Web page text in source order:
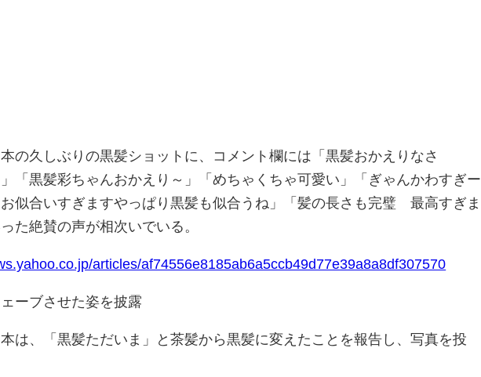
の久しぶりの黒髪ショットに、コメント欄には「黒髪おかえりなさ
「黒髪彩ちゃんおかえり～」「めちゃくちゃ可愛い」「ぎゃんかわすぎー
似合いすぎますやっぱり黒髪も似合うね」「髪の長さも完璧 最高すぎま
た絶賛の声が相次いでいる。
articles/af74556e8185ab6a5ccb49d77e39a8a8df307570
ーブさせた姿を披露
は、「黒髪ただいま」と茶髪から黒髪に変えたことを報告し、写真を投